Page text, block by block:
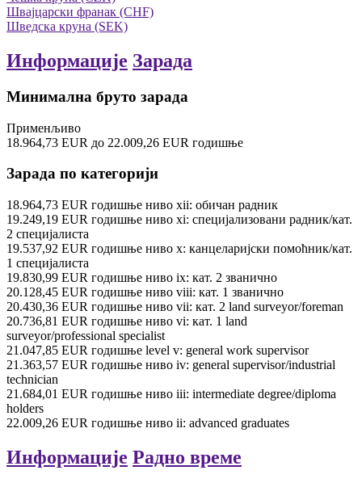
Швајцарски франак (CHF)
Шведска круна (SEK)
Информације Зарада
Минимална бруто зарада
Применљиво
18.964,73 EUR до 22.009,26 EUR годишње
Зарада по категорији
18.964,73 EUR годишње ниво xii: обичан радник
19.249,19 EUR годишње ниво xi: специјализовани радник/кат.
2 специјалиста
19.537,92 EUR годишње ниво x: канцеларијски помоћник/кат.
1 специјалиста
19.830,99 EUR годишње ниво ix: кат. 2 званично
20.128,45 EUR годишње ниво viii: кат. 1 званично
20.430,36 EUR годишње ниво vii: кат. 2 land surveyor/foreman
20.736,81 EUR годишње ниво vi: кат. 1 land
surveyor/professional specialist
21.047,85 EUR годишње level v: general work supervisor
21.363,57 EUR годишње ниво iv: general supervisor/industrial
technician
21.684,01 EUR годишње ниво iii: intermediate degree/diploma
holders
22.009,26 EUR годишње ниво ii: advanced graduates
Информације Радно време